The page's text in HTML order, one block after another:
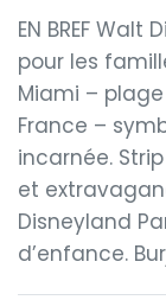
EN BREF
pour les
Miami –
France –
incarnée.
et
Disneyland
d’enfance.